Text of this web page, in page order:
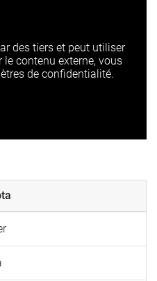
des tiers et peut utiliser
contenu externe, vous
de confidentialité.